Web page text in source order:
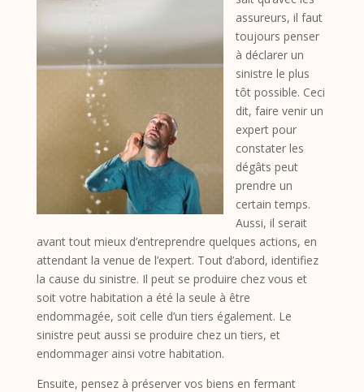
assureurs, il faut
toujours penser
à déclarer un
sinistre le plus
tôt possible. Ceci
dit, faire venir un
expert pour
constater les
dégâts peut
prendre un
certain temps.
Aussi, il serait
avant tout mieux d’entreprendre quelques actions, en
attendant la venue de l’expert. Tout d’abord, identifiez
la cause du sinistre. Il peut se produire chez vous et
soit votre habitation a été la seule à être
endommagée, soit celle d’un tiers également. Le
sinistre peut aussi se produire chez un tiers, et
endommager ainsi votre habitation.
Ensuite, pensez à préserver vos biens en fermant